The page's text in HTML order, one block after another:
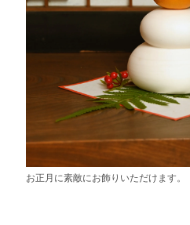
お正月に素敵にお飾りいただけます。